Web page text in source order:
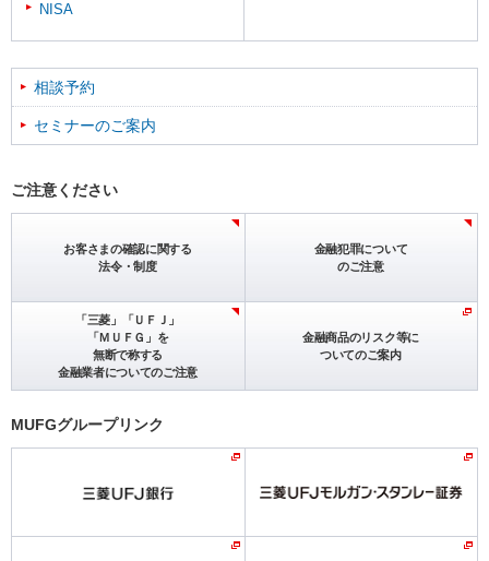
NISA
相談予約
セミナーのご案内
ご注意ください
お客さまの確認に関する
法令・制度
金融犯罪について
のご注意
「三菱」「ＵＦＪ」
「ＭＵＦＧ」を
無断で称する
金融業者についてのご注意
金融商品のリスク等に
ついてのご案内
MUFGグループリンク